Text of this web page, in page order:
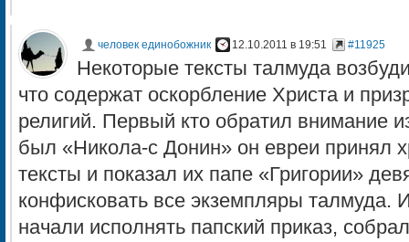
человек единобожник 12.10.2011 в 19:51 #11925
Некоторые тексты талмуда
что содержат оскорбление Христа и
религий. Первый кто обратил внимание
был «Никола-с Донин» он евреи принял
тексты и показал их папе «Григории»
конфисковать все экземпляры талмуда.
начали исполнять папский приказ,